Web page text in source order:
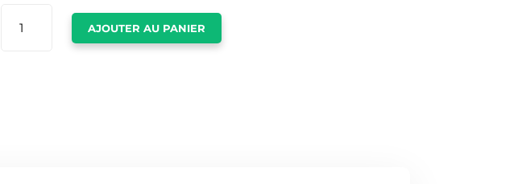
AJOUTER AU PANIER